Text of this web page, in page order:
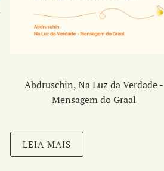
Abdruschin, Na Luz da Verdade -
Mensagem do Graal
LEIA MAIS